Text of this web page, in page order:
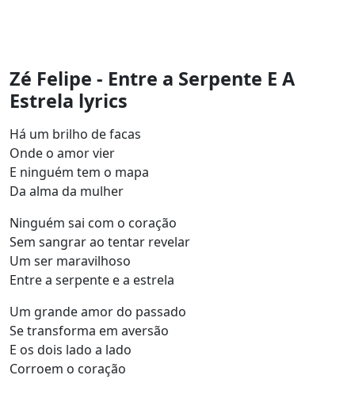
Zé Felipe - Entre a Serpente E A
Estrela lyrics
Há um brilho de facas
Onde o amor vier
E ninguém tem o mapa
Da alma da mulher
Ninguém sai com o coração
Sem sangrar ao tentar revelar
Um ser maravilhoso
Entre a serpente e a estrela
Um grande amor do passado
Se transforma em aversão
E os dois lado a lado
Corroem o coração